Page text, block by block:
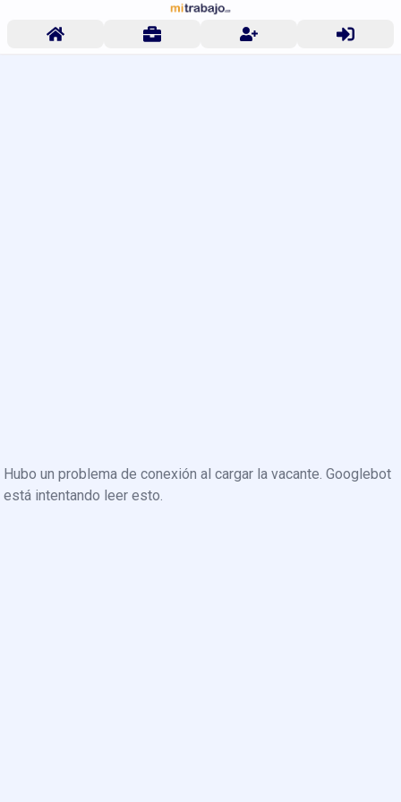
Hubo un problema de conexión al cargar la vacante. Googlebot
está intentando leer esto.